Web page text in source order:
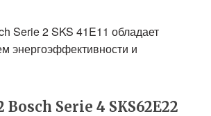
Serie 2 SKS 41E11 обладает
энергоэффективности и
Serie 4 SKS62E22